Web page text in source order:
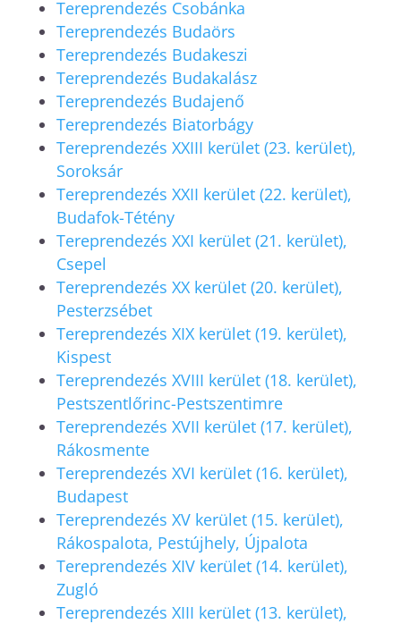
Tereprendezés Csobánka
Tereprendezés Budaörs
Tereprendezés Budakeszi
Tereprendezés Budakalász
Tereprendezés Budajenő
Tereprendezés Biatorbágy
Tereprendezés XXIII kerület (23. kerület),
Soroksár
Tereprendezés XXII kerület (22. kerület),
Budafok-Tétény
Tereprendezés XXI kerület (21. kerület),
Csepel
Tereprendezés XX kerület (20. kerület),
Pesterzsébet
Tereprendezés XIX kerület (19. kerület),
Kispest
Tereprendezés XVIII kerület (18. kerület),
Pestszentlőrinc-Pestszentimre
Tereprendezés XVII kerület (17. kerület),
Rákosmente
Tereprendezés XVI kerület (16. kerület),
Budapest
Tereprendezés XV kerület (15. kerület),
Rákospalota, Pestújhely, Újpalota
Tereprendezés XIV kerület (14. kerület),
Zugló
Tereprendezés XIII kerület (13. kerület),